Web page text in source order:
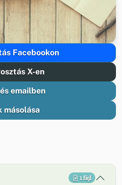
Facebookon
X-en
emailben
másolása
1 fájl